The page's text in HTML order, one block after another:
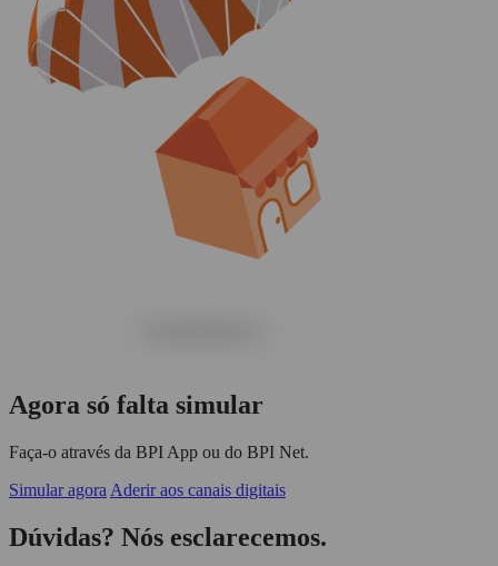
Agora só falta simular
Faça-o através da BPI App ou do BPI Net.
Simular agora Aderir aos canais digitais
Dúvidas? Nós esclarecemos.